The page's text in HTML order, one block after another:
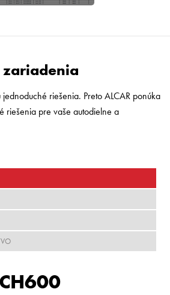
zariadenia
riešenia. Preto ALCAR ponúka
riešenia pre vaše autodielne a